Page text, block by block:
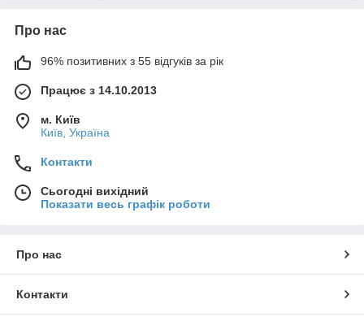
Про нас
96% позитивних з 55 відгуків за рік
Працює з 14.10.2013
м. Київ
Київ, Україна
Контакти
Сьогодні вихідний
Показати весь графік роботи
Про нас
Контакти